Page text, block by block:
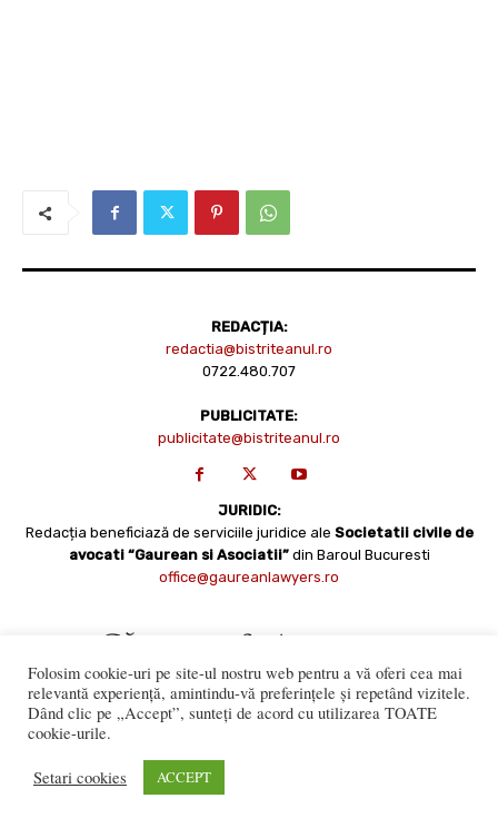
REDACȚIA:
redactia@bistriteanul.ro
0722.480.707
PUBLICITATE:
publicitate@bistriteanul.ro
JURIDIC:
Redacția beneficiază de serviciile juridice ale Societatii civile de
avocati “Gaurean si Asociatii” din Baroul Bucuresti
office@gaureanlawyers.ro
numai cu acordul expres al Bistriteanul.Ro. © Copyright 2008 -
Folosim cookie-uri pe site-ul nostru web pentru a vă oferi cea mai
relevantă experiență, amintindu-vă preferințele și repetând vizitele.
Dând clic pe „Accept”, sunteți de acord cu utilizarea TOATE
cookie-urile.
Setari cookies ACCEPT